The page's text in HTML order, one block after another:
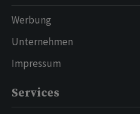
Werbung
Unternehmen
Impressum
Services